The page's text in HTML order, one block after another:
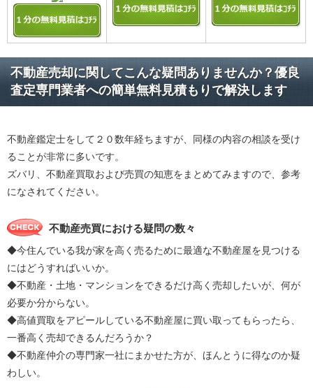
不動産売却に関してこんな疑問ありませんか？優良
査定専門業者への簡単無料見積もりで解決します
不動産鑑定士をして２０数年経ちますが、同様の内容の相談を受け
ることが非常に多いです。
ズバリ、不動産買取および売買の知恵をまとめてみますので、参考
になされてください。
不動産売買における疑問の数々
◆今住んでいる我が家を高く売るために最適な不動産屋を見つける
にはどうすればいいか。
◆不動産・土地・マンションをできるだけ高く売却したいが、何が
必要か分からない。
◆高値買取をアピールしている不動産屋に買い取ってもらったら、
一番高く売却できるんだろうか？
◆不動産仲介の専門家一社にまかせた方が、ほんとうに得なのか疑
わしい。